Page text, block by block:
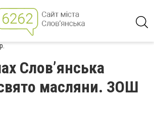
Словʼянська
масляни. ЗОШ